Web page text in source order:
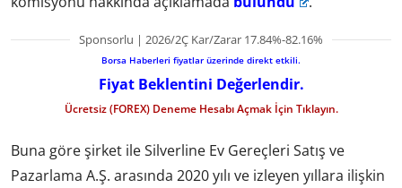
Sponsorlu | 2026/2Ç Kar/Zarar 17.84%-82.16%
Borsa Haberleri fiyatlar üzerinde direkt etkili.
Fiyat Beklentini Değerlendir.
Ücretsiz (FOREX) Deneme Hesabı Açmak İçin Tıklayın.
Buna göre şirket ile Silverline Ev Gereçleri Satış ve
Pazarlama A.Ş. arasında 2020 yılı ve izleyen yıllara ilişkin